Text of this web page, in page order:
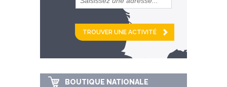
et
km alentour
BOUTIQUE NATIONALE